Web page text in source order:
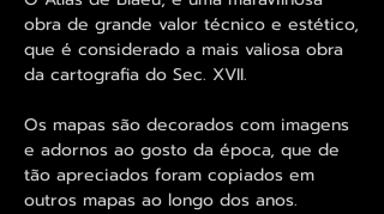
obra de grande valor técnico e estético,
que é considerado a mais valiosa obra
da cartografia do Sec. XVII.
Os mapas são decorados com imagens
e adornos ao gosto da época, que de
tão apreciados foram copiados em
outros mapas ao longo dos anos.